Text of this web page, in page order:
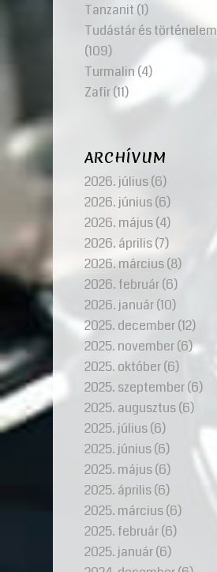
Tanzanit (1)
Tudástár és történelem
(109)
Turmalin (4)
Zafír(11)
ARCHÍVUM
2026. július(6)
2026. június(6)
2026. május(4)
2026. április(7)
2026. március(8)
2026. február(6)
2026. január(10)
2025. december(12)
2025. november(6)
2025. október(6)
2025. szeptember(6)
2025. augusztus(6)
2025. július(6)
2025. június(6)
2025. május(6)
2025. április(6)
2025. március(6)
2025. február(6)
2025. január(6)